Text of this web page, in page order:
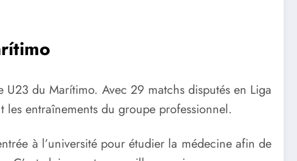
du Marítimo. Avec 29 matchs disputés en Liga
entraînements du groupe professionnel.
à l’université pour étudier la médecine afin de